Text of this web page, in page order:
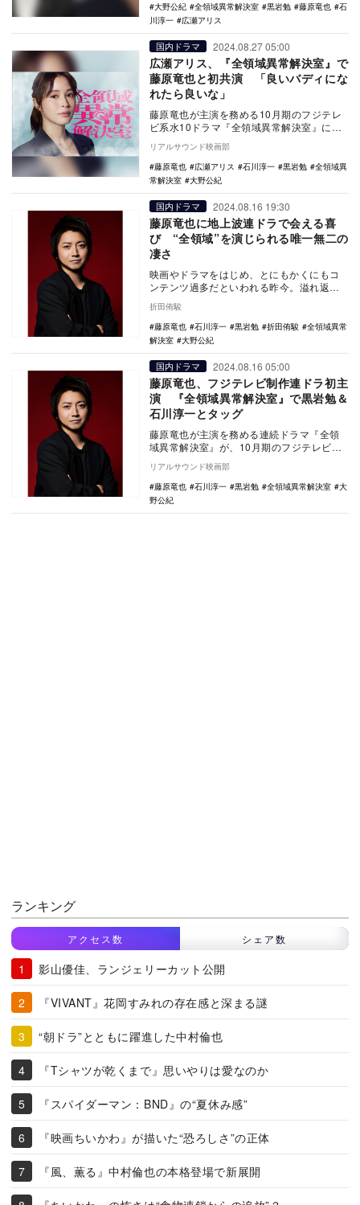
大野公紀
全領域異常解決室 黒岩勉 藤原竜也
石
川淳一
広瀬アリス
国内ドラマ 2024.08.27 05:00
広瀬アリス、『全領域異常解決室』で
藤原竜也と初共演 「良いバディにな
れたら良いな」
藤原竜也が主演を務める10月期のフジテレ
ビ系水10ドラマ『全領域異常解決室』に広
瀬アリスが出演することが決定した。 完
全オリ…
リアルサウンド映画部
藤原竜也
広瀬アリス 石川淳一 黒岩勉
全領域異
常解決室
大野公紀
国内ドラマ 2024.08.16 19:30
藤原竜也に地上波連ドラで会える喜
び “全領域”を演じられる唯一無二の
凄さ
映画やドラマをはじめ、とにもかくにもコ
ンテンツ過多だといわれる昨今。溢れ返る
の、あるいは観る…
折田侑駿
藤原竜也
石川淳一 黒岩勉 折田侑駿
全領域異常
解決室
大野公紀
国内ドラマ 2024.08.16 05:00
藤原竜也、フジテレビ制作連ドラ初主
演 『全領域異常解決室』で黒岩勉＆
石川淳一とタッグ
藤原竜也が主演を務める連続ドラマ『全領
域異常解決室』が、10月期のフジテレビ系
水10ドラマ枠で放送されることが決定し
た。 完…
リアルサウンド映画部
藤原竜也
石川淳一 黒岩勉 全領域異常解決室
大
野公紀
ランキング
アクセス数 シェア数
影山優佳、ランジェリーカット公開
『VIVANT』花岡すみれの存在感と深まる謎
“朝ドラ”とともに躍進した中村倫也
『Tシャツが乾くまで』思いやりは愛なのか
『スパイダーマン：BND』の“夏休み感”
『映画ちいかわ』が描いた“恐ろしさ”の正体
『風、薫る』中村倫也の本格登場で新展開